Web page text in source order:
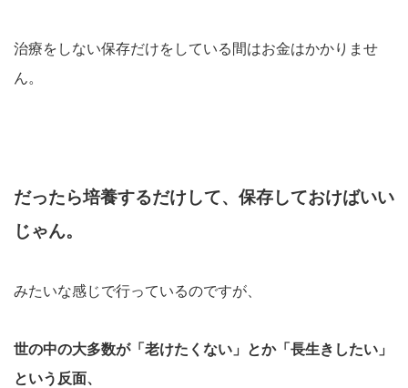
治療をしない保存だけをしている間はお金はかかりませ
ん。
だったら培養するだけして、保存しておけばいい
じゃん。
みたいな感じで行っているのですが、
世の中の大多数が「老けたくない」とか「長生きしたい」
という反面、